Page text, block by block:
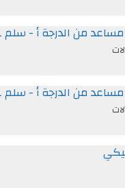
الدرجة أ - سلم 11
الدرجة أ - سلم 11